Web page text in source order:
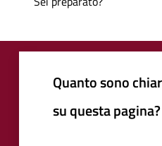
Quanto sono
su questa pagina?